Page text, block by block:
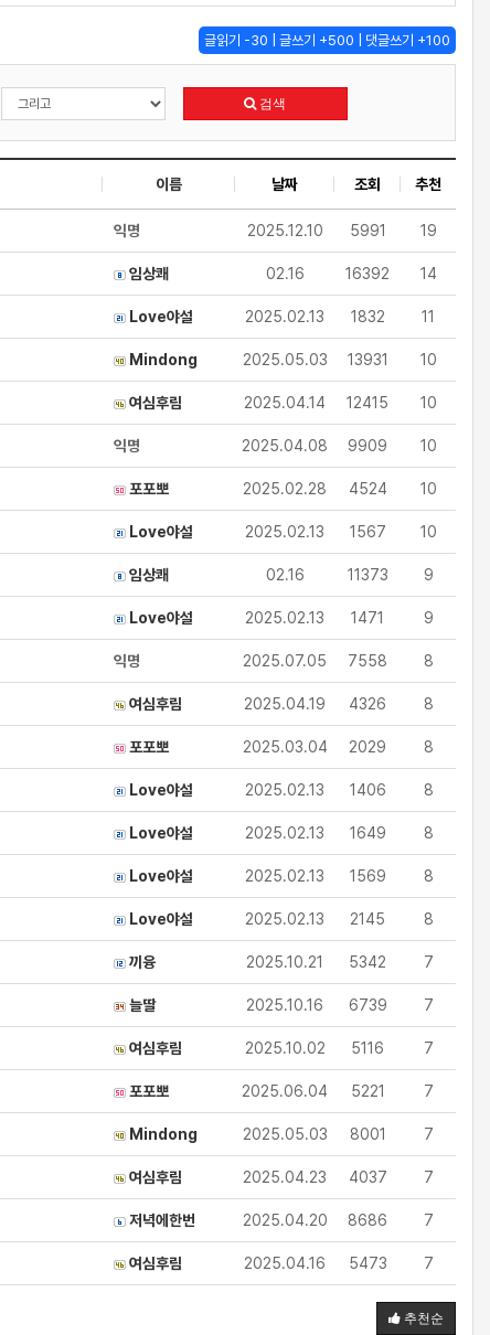
글읽기 -30 | 글쓰기 +500 | 댓글쓰기 +100
검색
이름 날짜 조회 추천
익명 2025.12.10 5991 19
임상쾌 02.16 16392 14
Love야설 2025.02.13 1832 11
Mindong 2025.05.03 13931 10
여심후림 2025.04.14 12415 10
익명 2025.04.08 9909 10
포포뽀 2025.02.28 4524 10
Love야설 2025.02.13 1567 10
임상쾌 02.16 11373 9
Love야설 2025.02.13 1471 9
익명 2025.07.05 7558 8
여심후림 2025.04.19 4326 8
포포뽀 2025.03.04 2029 8
Love야설 2025.02.13 1406 8
Love야설 2025.02.13 1649 8
Love야설 2025.02.13 1569 8
Love야설 2025.02.13 2145 8
끼융 2025.10.21 5342 7
늘딸 2025.10.16 6739 7
여심후림 2025.10.02 5116 7
포포뽀 2025.06.04 5221 7
Mindong 2025.05.03 8001 7
여심후림 2025.04.23 4037 7
저녁에한번 2025.04.20 8686 7
여심후림 2025.04.16 5473 7
추천순